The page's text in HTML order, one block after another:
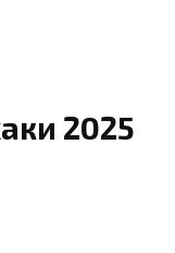
2025